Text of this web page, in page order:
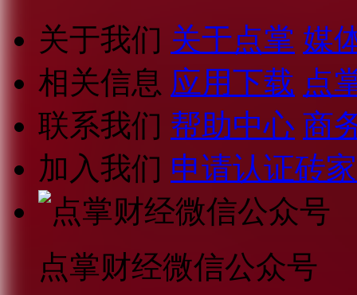
关于我们 关于点掌 媒
相关信息 应用下载 点
联系我们 帮助中心 商
加入我们 申请认证砖家
点掌财经微信公众号